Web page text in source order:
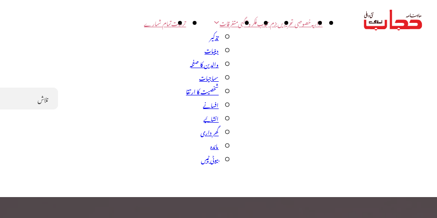
اداریہخصوصی تحریریںبزم حجابفکر و آگہیمتفرقات
تذکیر
دینیات
والدین کا صفحہ
سماجیات
شخصیت کا ارتقا
افسانے
انشائیے
گھر داری
مائدہ
بیوٹی ٹپس
تربیتتمام شمارے
Search